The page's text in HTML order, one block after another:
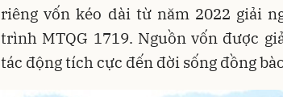
riêng vốn kéo dài từ năm 2022 giải
trình MTQG 1719. Nguồn vốn được
tác động tích cực đến đời sống đồng